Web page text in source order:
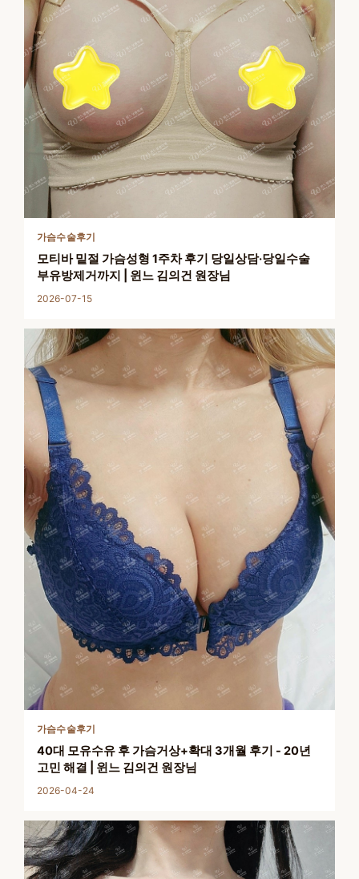
가슴수술후기
모티바 밑절 가슴성형 1주차 후기 당일상담·당일수술
부유방제거까지 | 윈느 김의건 원장님
2026-07-15
가슴수술후기
40대 모유수유 후 가슴거상+확대 3개월 후기 - 20년
고민 해결 | 윈느 김의건 원장님
2026-04-24